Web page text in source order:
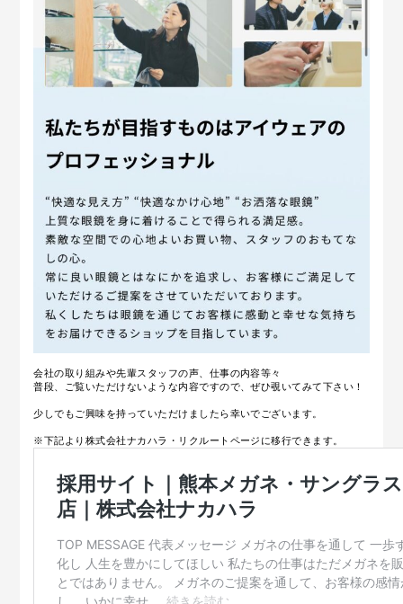
会社の取り組みや先輩スタッフの声、仕事の内容等々
普段、ご覧いただけないような内容ですので、ぜひ覗いてみて下さい！
少しでもご興味を持っていただけましたら幸いでございます。
※下記より株式会社ナカハラ・リクルートページに移行できます。